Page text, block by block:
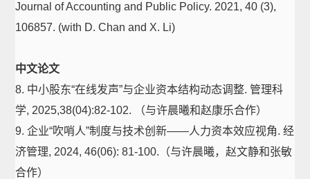
Journal of Accounting and Public Policy. 2021, 40 (3),
106857. (with D. Chan and X. Li)
中文论文
8. 中小股东“在线发声”与企业资本结构动态调整. 管理科
学, 2025,38(04):82-102. （与许晨曦和赵康乐合作）
9. 企业“吹哨人”制度与技术创新——人力资本效应视角. 经
济管理, 2024, 46(06): 81-100.（与许晨曦，赵文静和张敏
合作）